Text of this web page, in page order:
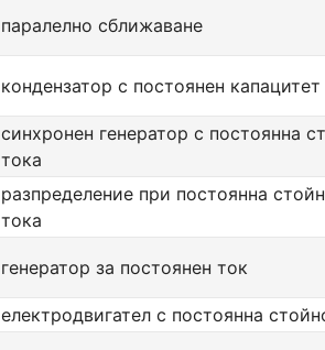
паралелно сближаване
кондензатор с постоянен капацитет
синхронен генератор с постоянна
тока
разпределение при постоянна
тока
генератор за постоянен ток
електродвигател с постоянна